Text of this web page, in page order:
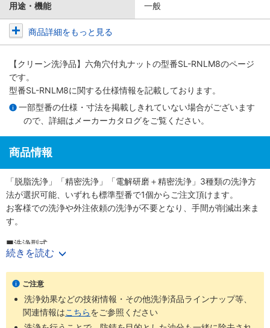
用途・機能 一般
商品詳細をもっと見る
【クリーン洗浄品】六角穴付丸ナットの型番SL-RNLM8のページ
です。
型番SL-RNLM8に関する仕様情報を記載しております。
一部型番の仕様・寸法を掲載しきれていない場合がございます
ので、詳細は メーカーカタログをご覧ください。
商品情報
「脱脂洗浄」「精密洗浄」「電解研磨＋精密洗浄」3種類の洗浄方
法が選択可能、いずれも標準型番で1個からご注文頂けます。
お客様での洗浄や外注依頼の洗浄が不要となり、手間が削減出来ま
す。
■洗浄型式
・脱脂洗浄（防錆1重梱包）
・精密洗浄（脱気2重梱包）
：型番SH-□□
・電解研磨＋精密洗浄（脱気2重梱包）
商品
型番
洗浄方法
梱包形
態
未洗浄品と
比べた効果
ご利用環境（目
続きを読む
ご注意
洗浄効果などの技術情報・その他洗浄済品ラインナップ等、
関連情報はこちらをご参照ください